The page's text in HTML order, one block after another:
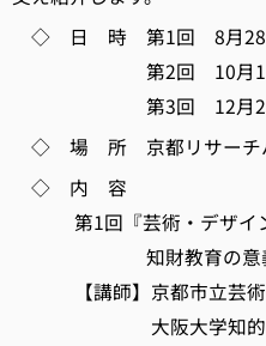
◇ 日 時 第1回 8月28
第2回 10月16日(
第3回 12月25日(
◇ 場 所 京都リサーチ
◇ 内 容
第1回『芸術・デザイン
知財教育の意義と実
【講師】京都市立芸術
大阪大学知的基盤